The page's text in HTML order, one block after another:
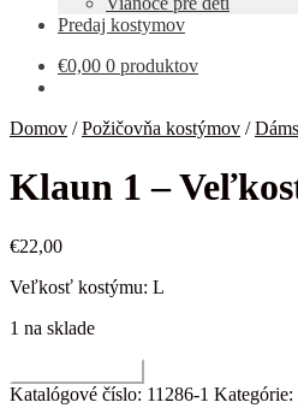
menu
Predaj kostymov
€0,00 0 produktov
Domov /Požičovňa kostýmov /
Klaun 1 –
€22,00
Veľkosť kostýmu: L
1 na sklade
Klaun
Katalógové číslo: 11286-1 Kategórie: